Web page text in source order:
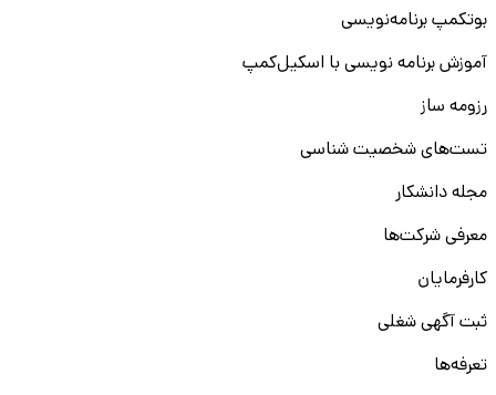
بوتکمپ برنامه‌نویسی
آموزش برنامه نویسی با اسکیل‌کمپ
رزومه ساز
تست‌های شخصیت شناسی
مجله دانشکار
معرفی شرکت‌ها
کارفرمایان
ثبت آگهی شغلی
تعرفه‌ها